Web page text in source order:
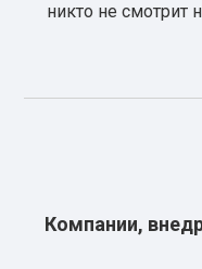
никто не смотрит
Компании,